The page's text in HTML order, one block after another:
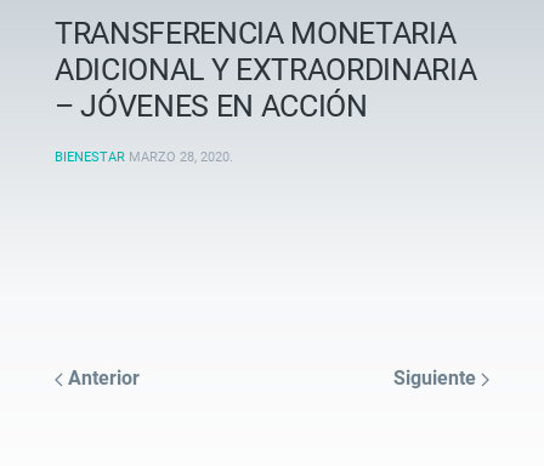
TRANSFERENCIA MONETARIA
ADICIONAL Y EXTRAORDINARIA
– JÓVENES EN ACCIÓN
BIENESTAR MARZO 28, 2020.
Anterior Siguiente